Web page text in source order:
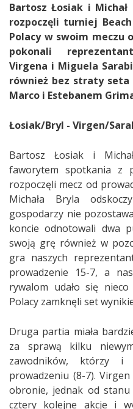
Bartosz Łosiak i
rozpoczęli turniej
Polacy w swoim meczu
pokonali
Virgena i Miguela
również bez straty
Marco i Estebanem
Łosiak/Bryl - Virgen/
Bartosz Łosiak i
faworytem spotkania z
rozpoczęli mecz od
Michała Bryla
gospodarzy nie
koncie odnotowali dwa
swoją grę również w
gra naszych
prowadzenie 15-7, a
rywalom udało się
Polacy zamknęli set
Druga partia miała
za sprawą kilku
zawodników, którzy
prowadzeniu (8-7).
obronie, jednak od
cztery kolejne akcje i